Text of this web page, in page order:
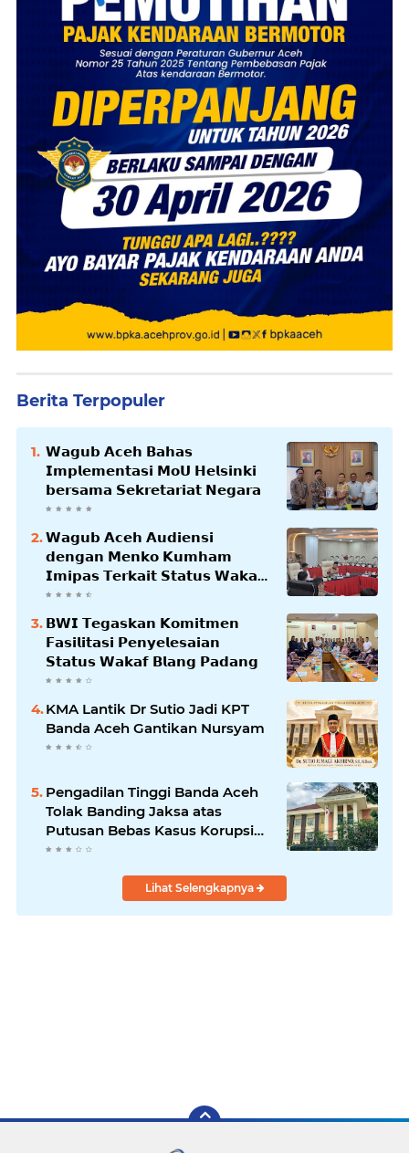
Berita Terpopuler
𝗪𝗮𝗴𝘂𝗯 𝗔𝗰𝗲𝗵 𝗕𝗮𝗵𝗮𝘀
𝗜𝗺𝗽𝗹𝗲𝗺𝗲𝗻𝘁𝗮𝘀𝗶 𝗠𝗼𝗨 𝗛𝗲𝗹𝘀𝗶𝗻𝗸𝗶
𝗯𝗲𝗿𝘀𝗮𝗺𝗮 𝗦𝗲𝗸𝗿𝗲𝘁𝗮𝗿𝗶𝗮𝘁 𝗡𝗲𝗴𝗮𝗿𝗮
𝗪𝗮𝗴𝘂𝗯 𝗔𝗰𝗲𝗵 𝗔𝘂𝗱𝗶𝗲𝗻𝘀𝗶
𝗱𝗲𝗻𝗴𝗮𝗻 𝗠𝗲𝗻𝗸𝗼 𝗞𝘂𝗺𝗵𝗮𝗺
𝗜𝗺𝗶𝗽𝗮𝘀 𝗧𝗲𝗿𝗸𝗮𝗶𝘁 𝗦𝘁𝗮𝘁𝘂𝘀 𝗪𝗮𝗸𝗮𝗳
𝗕𝗹𝗮𝗻𝗴𝗽𝗮𝗱𝗮𝗻𝗴
𝗕𝗪𝗜 𝗧𝗲𝗴𝗮𝘀𝗸𝗮𝗻 𝗞𝗼𝗺𝗶𝘁𝗺𝗲𝗻
𝗙𝗮𝘀𝗶𝗹𝗶𝘁𝗮𝘀𝗶 𝗣𝗲𝗻𝘆𝗲𝗹𝗲𝘀𝗮𝗶𝗮𝗻
𝗦𝘁𝗮𝘁𝘂𝘀 𝗪𝗮𝗸𝗮𝗳 𝗕𝗹𝗮𝗻𝗴 𝗣𝗮𝗱𝗮𝗻𝗴
KMA Lantik Dr Sutio Jadi KPT
Banda Aceh Gantikan Nursyam
Pengadilan Tinggi Banda Aceh
Tolak Banding Jaksa atas
Putusan Bebas Kasus Korupsi
Wastafel
Lihat Selengkapnya